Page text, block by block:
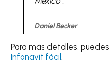
Daniel Becker
Para más detalles,
Infonavit fácil.